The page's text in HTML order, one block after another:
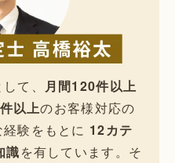
て、 月間120件以上
以上のお客様対応の
験をもとに 12カテ
識を有しています。そ